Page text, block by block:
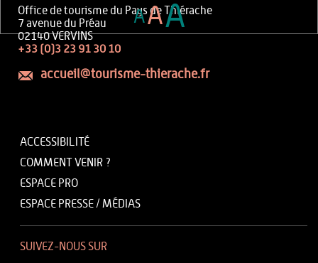
Office de tourisme du Pays de Thiérache
7 avenue du Préau
02140 VERVINS
+33 (0)3 23 91 30 10
accueil@tourisme-thierache.fr
ACCESSIBILITÉ
COMMENT VENIR ?
ESPACE PRO
ESPACE PRESSE / MÉDIAS
SUIVEZ-NOUS SUR
AAA